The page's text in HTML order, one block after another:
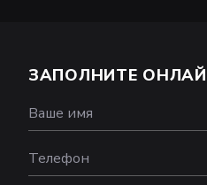
ЗАПОЛНИТЕ
Ваше имя
Телефон